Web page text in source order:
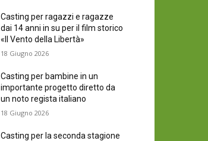
Casting per ragazzi e ragazze
dai 14 anni in su per il film storico
«Il Vento della Libertà»
18 Giugno 2026
Casting per bambine in un
importante progetto diretto da
un noto regista italiano
18 Giugno 2026
Casting per la seconda stagione